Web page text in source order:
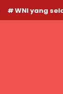
WNI yang